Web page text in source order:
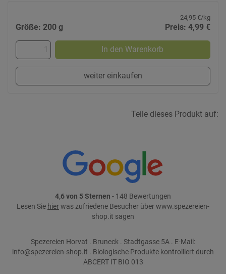
24,95 €/kg
Größe: 200 g Preis: 4,99 €
In den Warenkorb
weiter einkaufen
Teile dieses Produkt auf:
4,6 von 5 Sternen - 148 Bewertungen
Lesen Sie hierwas zufriedene Besucher über www.spezereien-
shop.it sagen
Spezereien Horvat . Bruneck . Stadtgasse 5A . E-Mail:
info@spezereien-shop.it . Biologische Produkte kontrolliert durch
ABCERT IT BIO 013